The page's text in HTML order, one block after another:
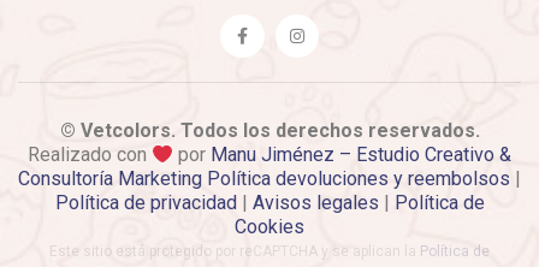
© Vetcolors. Todos los derechos reservados.
Realizado con
por Manu Jiménez – Estudio Creativo &
Consultoría Marketing Política devoluciones y reembolsos
Política de privacidad
Avisos legales
Política de
Cookies
Este sitio está protegido por reCAPTCHA y se aplican la Política de